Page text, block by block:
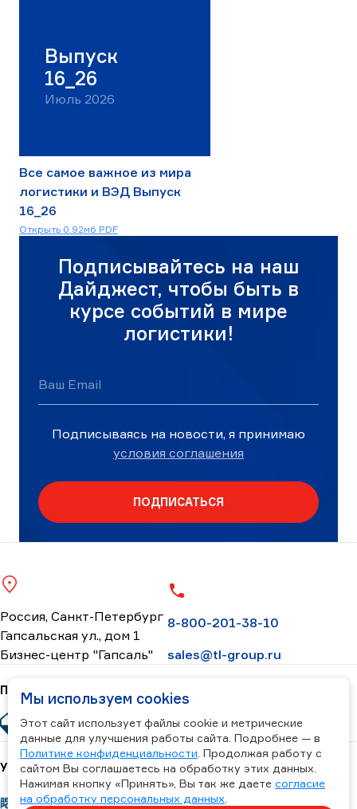
Выпуск
16_26
Июль 2026
Все самое важное из мира
логистики и ВЭД Выпуск
16_26
Скачать
Открыть 0.92мб PDF
Подписывайтесь на наш
Дайджест, чтобы быть в
курсе событий в мире
логистики!
Ваш Email
Подписываясь на новости, я принимаю
условия соглашения
ПОДПИСАТЬСЯ
Россия, Санкт-Петербург
Гапсальская ул., дом 1
Бизнес-центр "Гапсаль"
8-800-201-38-10
sales@tl-group.ru
Помогаем
Участвуем
Мы используем cookies
Этот сайт использует файлы cookie и метрические
данные для улучшения работы сайта. Подробнее — в
Политике конфиденциальности . Продолжая работу с
сайтом Вы соглашаетесь на обработку этих данных.
Нажимая кнопку «Принять», Вы так же даете согласие
на обработку персональных данных